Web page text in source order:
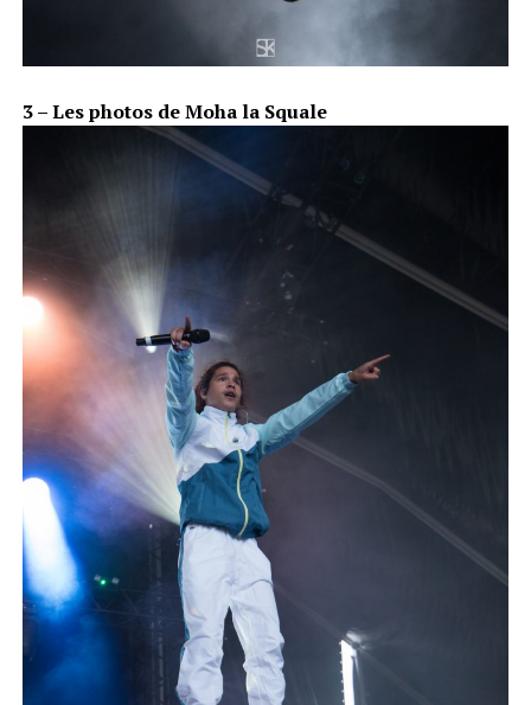
3 – Les photos de Moha la Squale